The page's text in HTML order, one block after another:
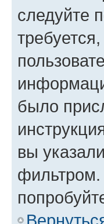
следуйте
было
вы
фильтром.